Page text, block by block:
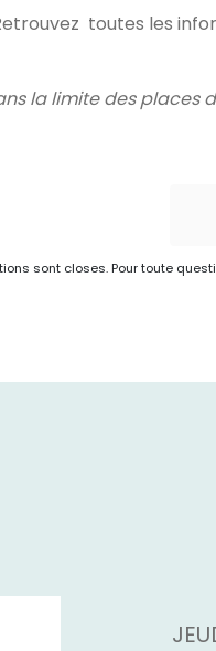
toutes les
la limite des places
sont closes. Pour toute